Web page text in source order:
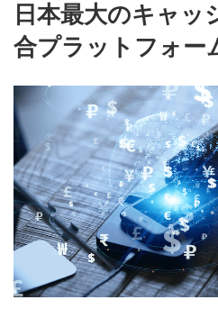
い
日本最大のキャッ
合プラットフォー